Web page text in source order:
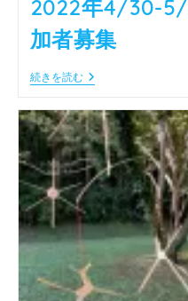
2022年4/30-
加者募集
続きを読む2022
年
5/7
田
植
え
体
験-
参
加
者
募
集